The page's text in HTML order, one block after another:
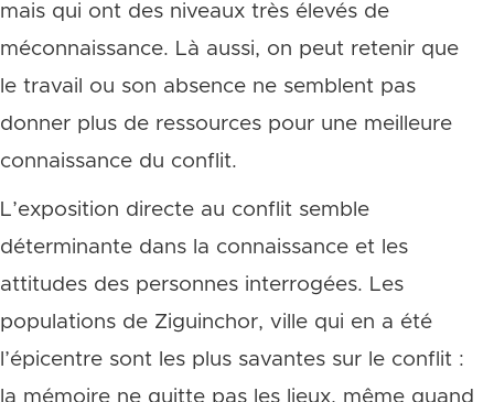
mais qui ont des niveaux très élevés de
méconnaissance. Là aussi, on peut retenir que
le travail ou son absence ne semblent pas
donner plus de ressources pour une meilleure
connaissance du conflit.
L’exposition directe au conflit semble
déterminante dans la connaissance et les
attitudes des personnes interrogées. Les
populations de Ziguinchor, ville qui en a été
l’épicentre sont les plus savantes sur le conflit :
la mémoire ne quitte pas les lieux, même quand